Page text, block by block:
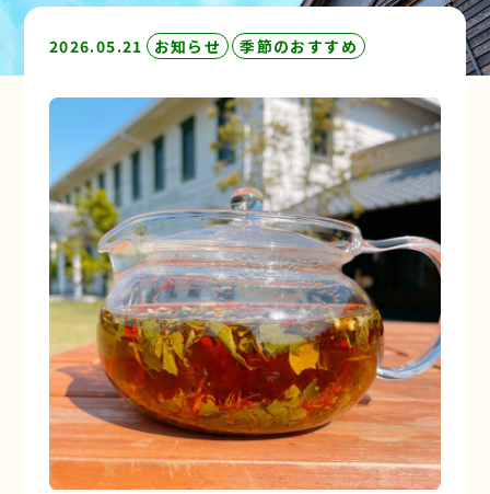
2026.05.21 お知らせ 季節のおすすめ